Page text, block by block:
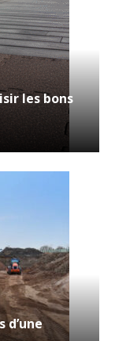
les bons
d’une